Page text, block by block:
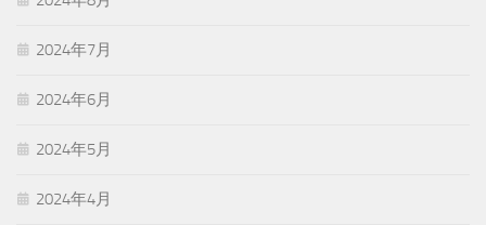
2024年7月
2024年6月
2024年5月
2024年4月